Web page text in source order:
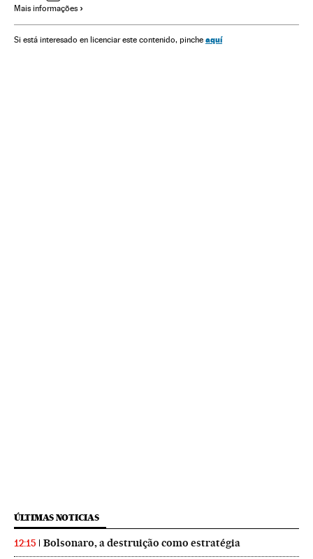
Cosméticos
Segunda Guerra Mundial Estilo vida Negocios
Mais informações
Si está interesado en licenciar este contenido, pinche aquí
ÚLTIMAS NOTICIAS
12:15 Bolsonaro, a destruição como estratégia